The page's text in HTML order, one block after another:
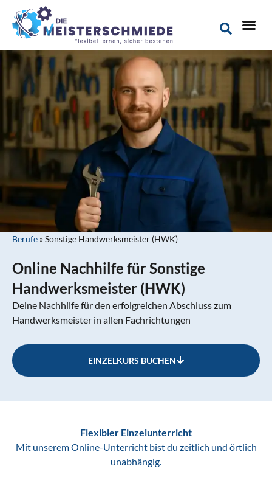
Berufe »Sonstige Handwerksmeister (HWK)
Online Nachhilfe für Sonstige
Handwerksmeister (HWK)
Deine Nachhilfe für den erfolgreichen Abschluss zum
Handwerksmeister in allen Fachrichtungen
EINZELKURS BUCHEN
Flexibler Einzelunterricht
Mit unserem Online-Unterricht bist du zeitlich und örtlich
unabhängig.